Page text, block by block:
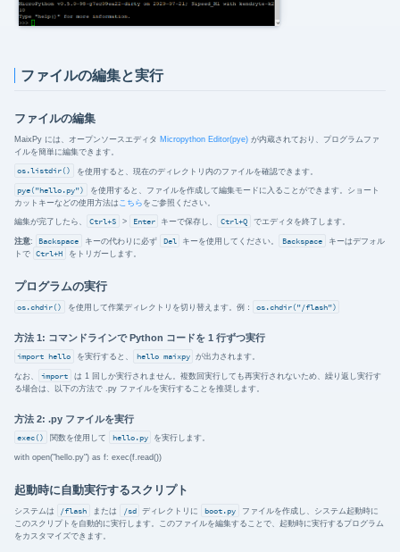
ファイルの編集と実行
ファイルの編集
MaixPy には、オープンソースエディタ Micropython Editor(pye)が内蔵されており、プログラムファ
イルを簡単に編集できます。
os.listdir()
を使用すると、現在のディレクトリ内のファイルを確認できます。
pye("hello.py")
を使用すると、ファイルを作成して編集モードに入ることができます。ショート
カットキーなどの使用方法は こちらをご参照ください。
編集が完了したら、
Ctrl+S > Enter キーで保存し、 Ctrl+Q
でエディタを終了します。
注意: Backspace キーの代わりに必ず Del キーを使用してください。 Backspace
キーはデフォル
トで Ctrl+H をトリガーします。
プログラムの実行
os.chdir() を使用して作業ディレクトリを切り替えます。例： os.chdir("/flash")
方法 1: コマンドラインで Python コードを 1 行ずつ実行
import hello を実行すると、 hello maixpy が出力されます。
なお、
import
は 1 回しか実行されません。複数回実行しても再実行されないため、繰り返し実行す
る場合は、以下の方法で .py ファイルを実行することを推奨します。
方法 2: .py ファイルを実行
exec() 関数を使用して hello.py
を実行します。
with open("hello.py") as f: exec(f.read())
起動時に自動実行するスクリプト
システムは /flash または /sd ディレクトリに boot.py
ファイルを作成し、システム起動時に
このスクリプトを自動的に実行します。このファイルを編集することで、起動時に実行するプログラム
をカスタマイズできます。